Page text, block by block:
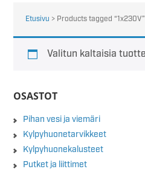
Etusivu > Products tagged “1x230V”
Valitun kaltaisia
OSASTOT
Pihan vesi ja viemäri
Kylpyhuonetarvikkeet
Kylpyhuonekalusteet
Putket ja liittimet